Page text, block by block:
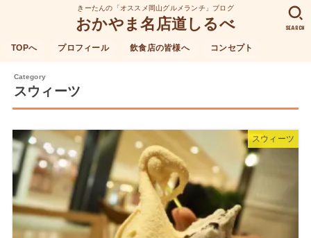
きーたんの「オススメ岡山グルメランチ」ブログ
おかやま名店道しるべ
TOPへ プロフィール 飲食店の皆様へ コンセプト
SEARCH
スウィーツ
スウィーツ